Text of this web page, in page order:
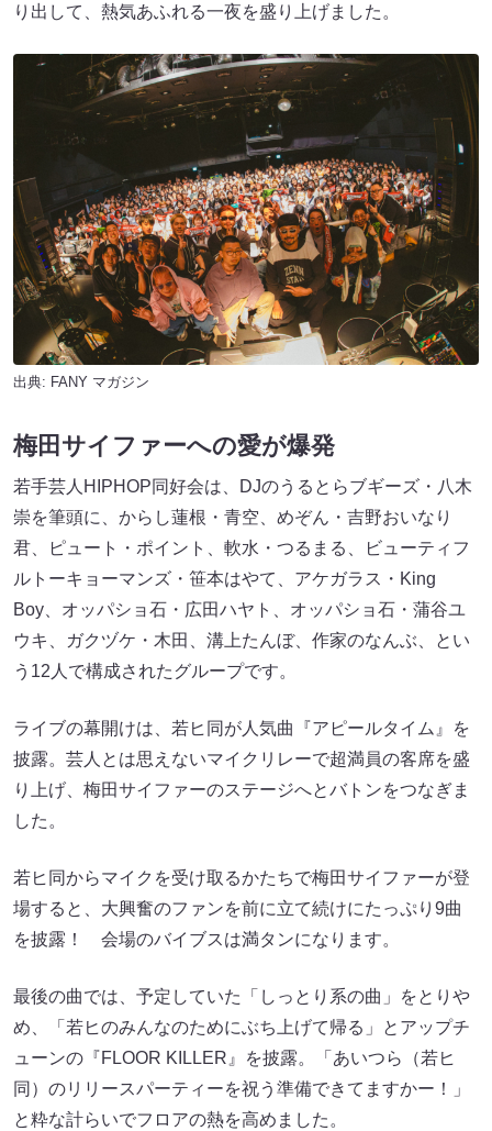
り出して、熱気あふれる一夜を盛り上げました。
出典: FANY マガジン
梅田サイファーへの愛が爆発
若手芸人HIPHOP同好会は、DJのうるとらブギーズ・八木
崇を筆頭に、からし蓮根・青空、めぞん・吉野おいなり
君、ピュート・ポイント、軟水・つるまる、ビューティフ
ルトーキョーマンズ・笹本はやて、アケガラス・King
Boy、オッパショ石・広田ハヤト、オッパショ石・蒲谷ユ
ウキ、ガクヅケ・木田、溝上たんぼ、作家のなんぶ、とい
う12人で構成されたグループです。
ライブの幕開けは、若ヒ同が人気曲『アピールタイム』を
披露。芸人とは思えないマイクリレーで超満員の客席を盛
り上げ、梅田サイファーのステージへとバトンをつなぎま
した。
若ヒ同からマイクを受け取るかたちで梅田サイファーが登
場すると、大興奮のファンを前に立て続けにたっぷり9曲
を披露！ 会場のバイブスは満タンになります。
最後の曲では、予定していた「しっとり系の曲」をとりや
め、「若ヒのみんなのためにぶち上げて帰る」とアップチ
ューンの『FLOOR KILLER』を披露。「あいつら（若ヒ
同）のリリースパーティーを祝う準備できてますかー！」
と粋な計らいでフロアの熱を高めました。